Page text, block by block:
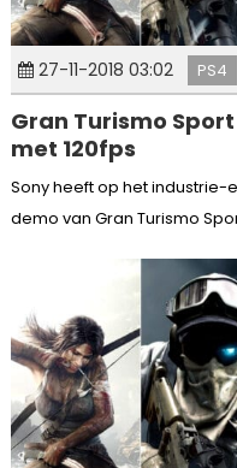
27-11-2018 03:02 PS4
Gran Turismo
met 120fps
Sony heeft op het industrie-
demo van Gran Turismo